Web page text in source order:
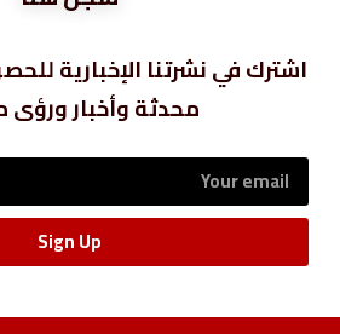
اشترك في نشرتنا الإخبارية
محدثة وأخبار ورؤى
Sign Up